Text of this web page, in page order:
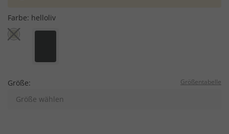
Farbe: helloliv
Größe: Größentabelle
Größe wählen